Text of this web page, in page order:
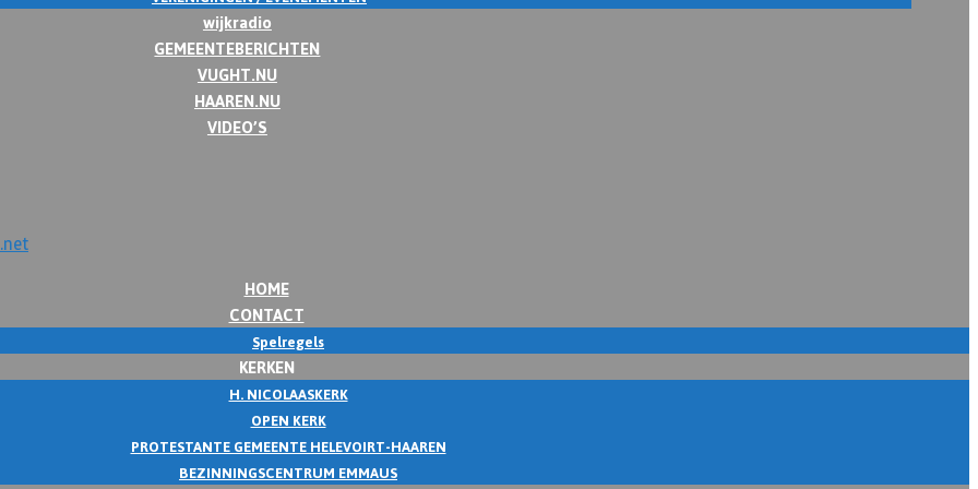
wijkradio
GEMEENTEBERICHTEN
VUGHT.NU
HAAREN.NU
VIDEO’S
HOME
CONTACT
Spelregels
KERKEN
H. NICOLAASKERK
OPEN KERK
PROTESTANTE GEMEENTE HELEVOIRT-HAAREN
BEZINNINGSCENTRUM EMMAUS